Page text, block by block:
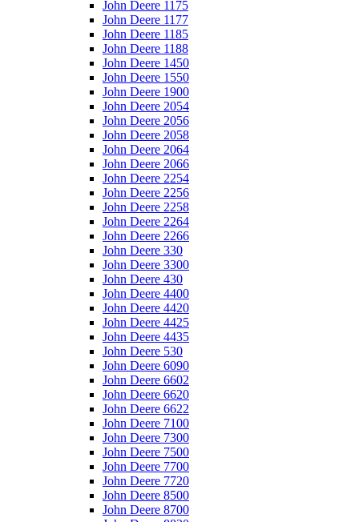
John Deere 1175
John Deere 1177
John Deere 1185
John Deere 1188
John Deere 1450
John Deere 1550
John Deere 1900
John Deere 2054
John Deere 2056
John Deere 2058
John Deere 2064
John Deere 2066
John Deere 2254
John Deere 2256
John Deere 2258
John Deere 2264
John Deere 2266
John Deere 330
John Deere 3300
John Deere 430
John Deere 4400
John Deere 4420
John Deere 4425
John Deere 4435
John Deere 530
John Deere 6090
John Deere 6602
John Deere 6620
John Deere 6622
John Deere 7100
John Deere 7300
John Deere 7500
John Deere 7700
John Deere 7720
John Deere 8500
John Deere 8700